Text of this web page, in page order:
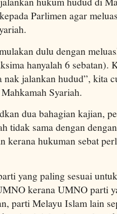
Parlimen agar
dulu dengan
hanyalah 6 sebatan).
nak jalankan hudud”, kita
Syariah.
dua bahagian kajian,
tidak sama dengan
kerana hukuman sebat
yang paling sesuai
kerana UMNO parti
parti Melayu Islam lain